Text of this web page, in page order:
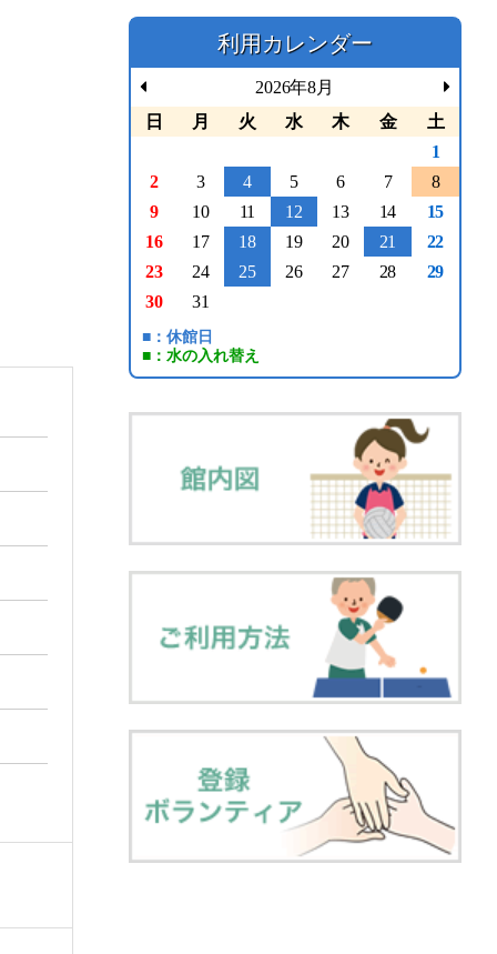
利用カレンダー
2026年8月
日
月 火 水 木 金
土
1
2
3 4 5 6 7
8
9
10 11 12 13 14
15
16
17 18 19 20 21
22
23
24 25 26 27 28
29
30
31
■：休館日
■：水の入れ替え